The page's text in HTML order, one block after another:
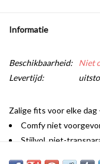
Informatie
Beschikbaarheid:
Niet
Levertijd:
Zalige fits voor elke
Comfy niet
Stijlvol, niet-